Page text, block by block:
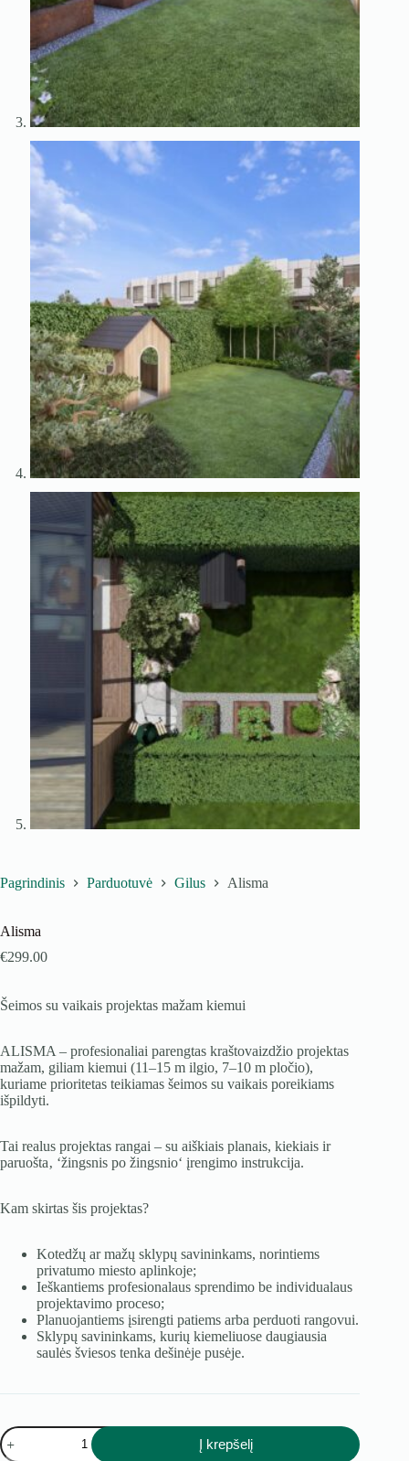
Pagrindinis Parduotuvė Gilus Alisma
Alisma
€299.00
Šeimos su vaikais projektas mažam kiemui
ALISMA – profesionaliai parengtas kraštovaizdžio projektas
mažam, giliam kiemui (11–15 m ilgio, 7–10 m pločio),
kuriame prioritetas teikiamas šeimos su vaikais poreikiams
išpildyti.
Tai realus projektas rangai – su aiškiais planais, kiekiais ir
paruošta‚ ‘žingsnis po žingsnio‘ įrengimo instrukcija.
Kam skirtas šis projektas?
Kotedžų ar mažų sklypų savininkams, norintiems
privatumo miesto aplinkoje;
Ieškantiems profesionalaus sprendimo be individualaus
projektavimo proceso;
Planuojantiems įsirengti patiems arba perduoti rangovui.
Sklypų savininkams, kurių kiemeliuose daugiausia
saulės šviesos tenka dešinėje pusėje.
produkto
kiekis:
Į krepšelį